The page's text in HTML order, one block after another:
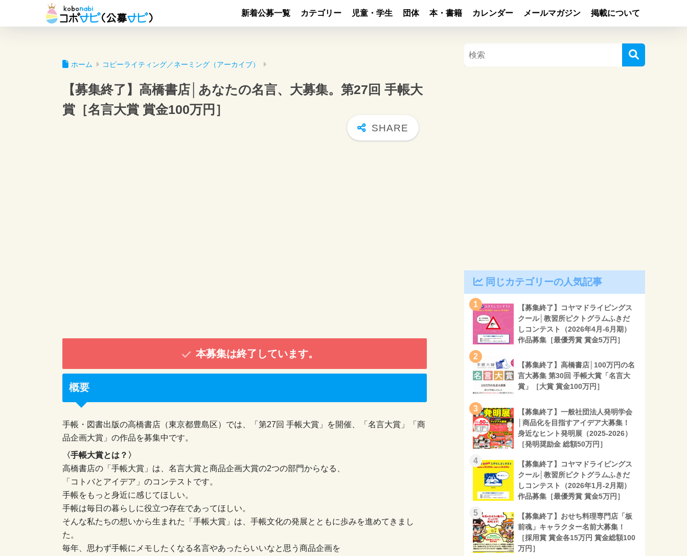
新着公募一覧 カテゴリー 児童・学生 団体 本・書籍 カレンダー メールマガジン 掲載について
ホーム コピーライティング／ネーミング（アーカイブ）
【募集終了】高橋書店│あなたの名言、大募集。第27回 手帳大
賞［名言大賞 賞金100万円］
本募集は終了しています。
概要
手帳・図書出版の高橋書店（東京都豊島区）では、「第27回 手帳大賞」を開催、「名言大賞」「商
品企画大賞」の作品を募集中です。
〈手帳大賞とは？〉
高橋書店の「手帳大賞」は、名言大賞と商品企画大賞の2つの部門からなる、
「コトバとアイデア」のコンテストです。
手帳をもっと身近に感じてほしい。
手帳は毎日の暮らしに役立つ存在であってほしい。
そんな私たちの想いから生まれた「手帳大賞」は、手帳文化の発展とともに歩みを進めてきまし
た。
毎年、思わず手帳にメモしたくなる名言やあったらいいなと思う商品企画を
同じカテゴリーの人気記事
1
【募集終了】コヤマドライビングス
クール│教習所ピクトグラムふきだ
しコンテスト（2026年4月-6月期）
作品募集［最優秀賞 賞金5万円］
2
【募集終了】高橋書店│100万円の名
言大募集 第30回 手帳大賞「名言大
賞」［大賞 賞金100万円］
3
【募集終了】一般社団法人発明学会
│商品化を目指すアイデア大募集！
身近なヒント発明展（2025-2026）
［発明奨励金 総額50万円］
4
【募集終了】コヤマドライビングス
クール│教習所ピクトグラムふきだ
しコンテスト（2026年1月-2月期）
作品募集［最優秀賞 賞金5万円］
5
【募集終了】おせち料理専門店「板
前魂」キャラクター名前大募集！
［採用賞 賞金各15万円 賞金総額100
万円］